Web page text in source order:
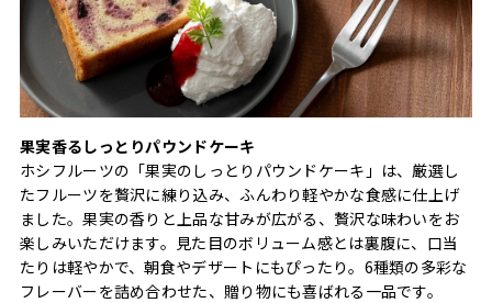
果実香るしっとりパウンドケーキ
ホシフルーツの「果実のしっとりパウンドケーキ」は、厳選し
たフルーツを贅沢に練り込み、ふんわり軽やかな食感に仕上げ
ました。果実の香りと上品な甘みが広がる、贅沢な味わいをお
楽しみいただけます。見た目のボリューム感とは裏腹に、口当
たりは軽やかで、朝食やデザートにもぴったり。6種類の多彩な
フレーバーを詰め合わせた、贈り物にも喜ばれる一品です。